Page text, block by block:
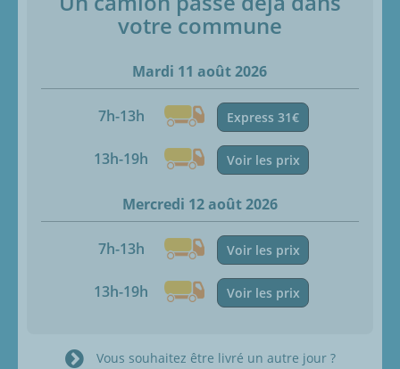
votre commune
Mardi 11 août 2026
7h-13h Express 31€
13h-19h Voir les prix
Mercredi 12 août 2026
7h-13h Voir les prix
13h-19h Voir les prix
Vous souhaitez être livré un autre jour ?